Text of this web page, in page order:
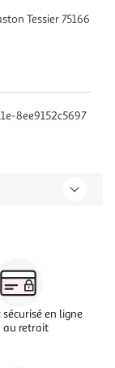
Tessier 75166
8ee9152c5697
en ligne
au retrait